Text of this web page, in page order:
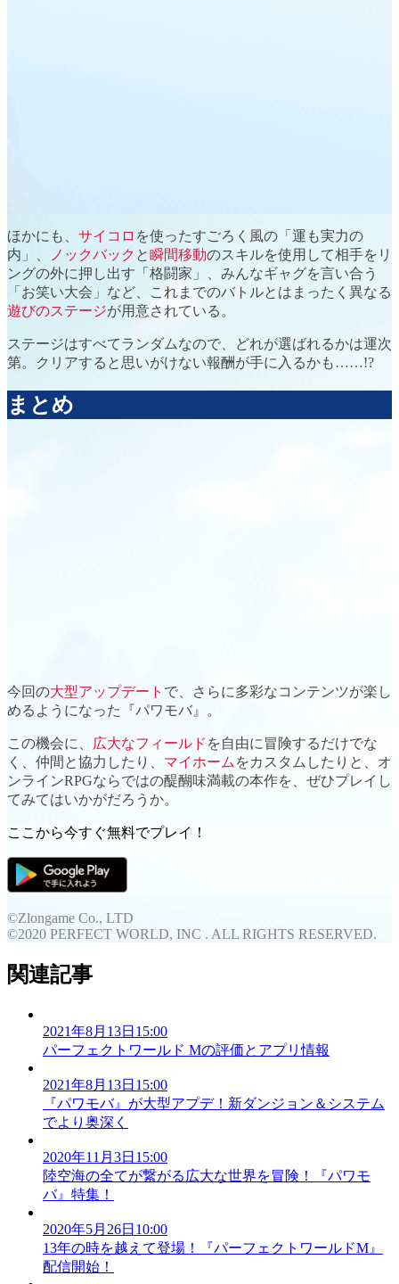
ほかにも、 サイコロ を使ったすごろく風の 「運も実力の
内」
ノックバック と瞬間移動のスキルを使用して相手をリ
ングの外に押し出す 「格闘家」
、みんなギャグを言い合う
「お笑い大会」 など、これまでのバトルとはまったく異なる
遊びのステージが用意されている。
ステージはすべてランダムなので、どれが選ばれるかは運次
第。クリアすると思いがけない報酬が手に入るかも……!?
まとめ
今回の大型アップデート で、さらに多彩なコンテンツが楽し
めるようになった『パワモバ』。
この機会に、 広大なフィールド を自由に冒険するだけでな
く、 仲間と協力 したり、 マイホーム をカスタムしたりと、オ
ンラインRPGならではの醍醐味満載の本作を、ぜひプレイし
てみてはいかがだろうか。
ここから今すぐ無料でプレイ！
©Zlongame Co., LTD
©2020 PERFECT WORLD, INC . ALL RIGHTS RESERVED.
関連記事
2021年8月13日15:00
パーフェクトワールド Mの評価とアプリ情報
2021年8月13日15:00
『パワモバ』が大型アプデ！新ダンジョン＆システム
でより奥深く
2020年11月3日15:00
陸空海の全てが繋がる広大な世界を冒険！『パワモ
バ』特集！
2020年5月26日10:00
13年の時を越えて登場！『パーフェクトワールドM』
配信開始！